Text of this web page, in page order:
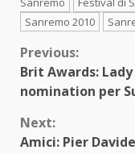
Sanremo 2010
Continue
Reading
Previous:
Brit Awards:
nomination per
Next:
Amici: Pier